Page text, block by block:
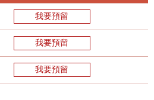
我要預留
我要預留
我要預留